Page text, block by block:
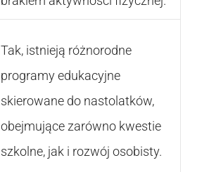
Tak, istnieją różnorodne
programy edukacyjne
skierowane do nastolatków,
obejmujące zarówno kwestie
szkolne, jak i rozwój osobisty.